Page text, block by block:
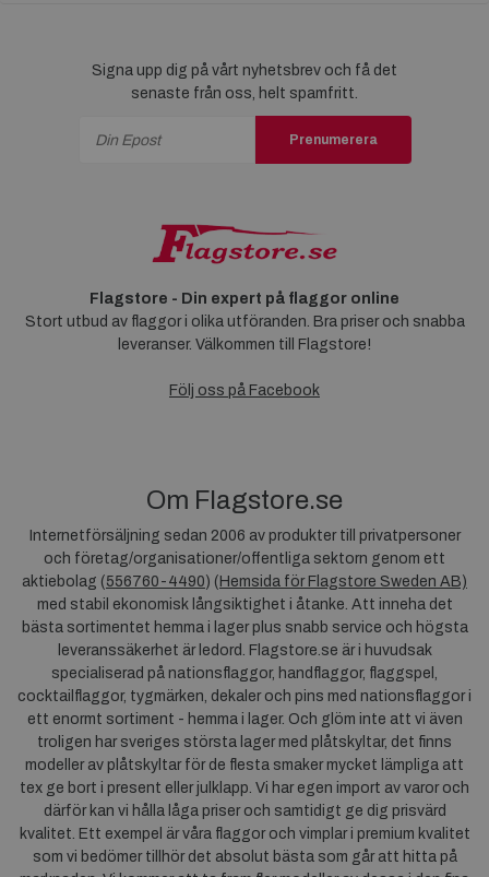
Signa upp dig på vårt nyhetsbrev och få det
senaste från oss, helt spamfritt.
Prenumerera
Flagstore - Din expert på flaggor online
Stort utbud av flaggor i olika utföranden. Bra priser och snabba
leveranser. Välkommen till Flagstore!
Följ oss på Facebook
Om Flagstore.se
Internetförsäljning sedan 2006 av produkter till privatpersoner
och företag/organisationer/offentliga sektorn genom ett
aktiebolag (556760-4490) ( Hemsida för Flagstore Sweden AB)
med stabil ekonomisk långsiktighet i åtanke. Att inneha det
bästa sortimentet hemma i lager plus snabb service och högsta
leveranssäkerhet är ledord. Flagstore.se är i huvudsak
specialiserad på nationsflaggor, handflaggor, flaggspel,
cocktailflaggor, tygmärken, dekaler och pins med nationsflaggor i
ett enormt sortiment - hemma i lager. Och glöm inte att vi även
troligen har sveriges största lager med plåtskyltar, det finns
modeller av plåtskyltar för de flesta smaker mycket lämpliga att
tex ge bort i present eller julklapp. Vi har egen import av varor och
därför kan vi hålla låga priser och samtidigt ge dig prisvärd
kvalitet. Ett exempel är våra flaggor och vimplar i premium kvalitet
som vi bedömer tillhör det absolut bästa som går att hitta på